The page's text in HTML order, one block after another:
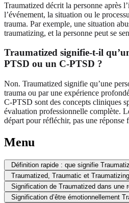
Traumatized décrit la personne après
l’événement, la situation ou le
trauma. Par exemple, une situation
traumatizing, et la personne peut se
Traumatized signifie-t-il
PTSD ou un C-PTSD ?
Non. Traumatized signifie qu’une
trauma ou par une expérience
C-PTSD sont des concepts cliniques
évaluation professionnelle complète.
départ pour réfléchir, pas une réponse
Menu
Définition rapide : que signifie
Traumatized, Traumatic et
Signification de Traumatized dans une
Signification d’être émotionnellement